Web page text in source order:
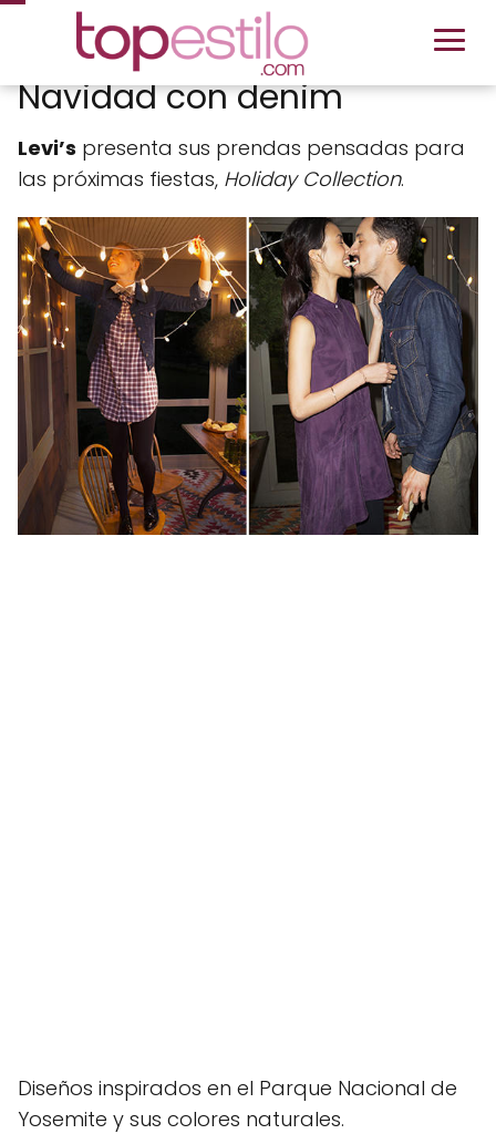
Navidad con denim
Levi’s presenta sus prendas pensadas para
las próximas fiestas, Holiday Collection.
Diseños inspirados en el Parque Nacional de
Yosemite y sus colores naturales.